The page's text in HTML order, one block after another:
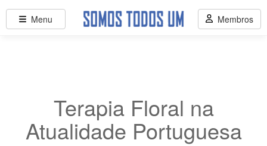
Terapia Floral na
Atualidade Portuguesa
Menu Membros